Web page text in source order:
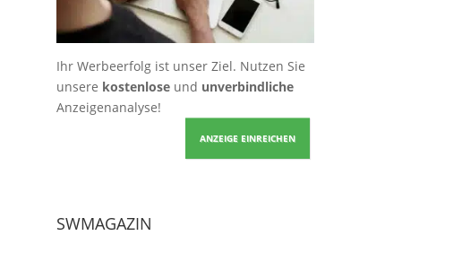
Ihr Werbeerfolg ist unser Ziel. Nutzen Sie
unsere kostenloseund unverbindliche
Anzeigenanalyse!
ANZEIGE EINREICHEN
SWMAGAZIN